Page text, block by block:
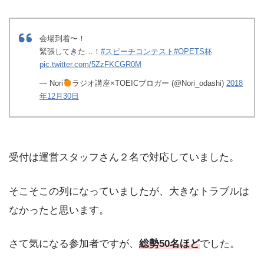
会場到着〜！
緊張してきた…！ #スピーチコンテスト #OPETS杯
pic.twitter.com/5ZzFKCGR0M
— Nori ラジオ講座×TOEICブロガー (@Nori_odashi)2018
年12月30日
受付は運営スタッフさん２名で対応していました。
そこそこの列になっていましたが、大きなトラブルは
なかったと思います。
さて気になる参加者ですが、 総勢50名ほどでした。